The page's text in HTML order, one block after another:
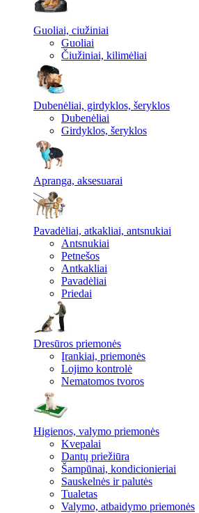
Guoliai, ciužiniai
Guoliai
Čiužiniai, kilimėliai
Dubenėliai, girdyklos, šeryklos
Dubenėliai
Girdyklos, šeryklos
Apranga, aksesuarai
Pavadėliai, atkakliai, antsnukiai
Antsnukiai
Petnešos
Antkakliai
Pavadėliai
Priedai
Dresūros priemonės
Įrankiai, priemonės
Lojimo kontrolė
Nematomos tvoros
Higienos, valymo priemonės
Kvepalai
Dantų priežiūra
Šampūnai, kondicionieriai
Sauskelnės ir palutės
Tualetas
Valymo, atbaidymo priemonės